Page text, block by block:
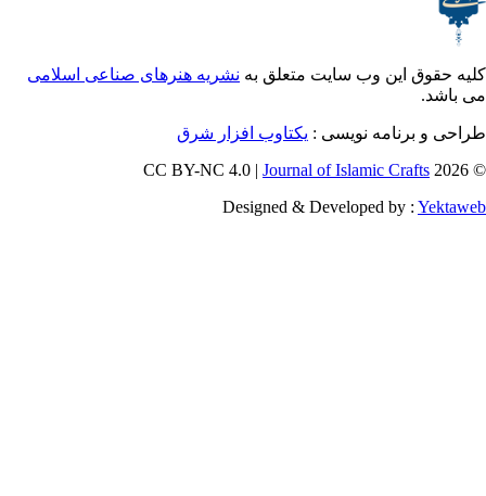
این وب سایت متعلق بهنشریه هنرهای صناعی اسلامی
نویسی : یکتاوب افزار شرق
Journal of Islamic
Designed & Developed by :